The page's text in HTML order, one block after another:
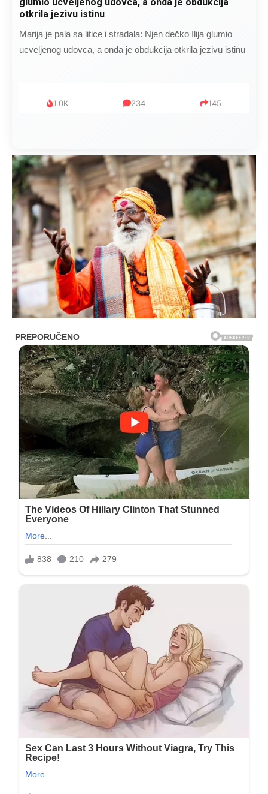
otkrila jezivu istinu
Marija je pala sa litice i stradala: Njen dečko Ilija glumio
ucveljenog udovca, a onda je obdukcija otkrila jezivu istinu
1.0K 234 145